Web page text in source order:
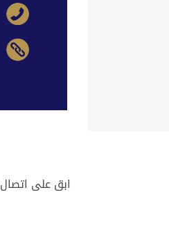
ابق على اتصال